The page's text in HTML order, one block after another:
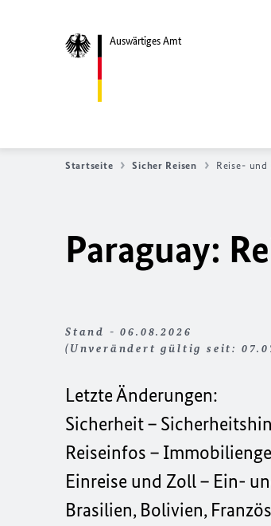
Auswärtiges Amt
Startseite Sicher Reisen Reise-
Paraguay:
Stand - 06.08.2026
(Unverändert gültig seit:
Letzte Änderungen:
Sicherheit –
Reiseinfos –
Einreise und Zoll – Ein-
Brasilien, Bolivien,